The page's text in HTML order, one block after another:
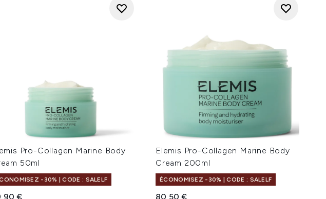
Pro-Collagen Marine Body
50ml
-30% | CODE : SALELF
€
Elemis Pro-Collagen Marine Body
Cream 200ml
ÉCONOMISEZ -30% | CODE : SALELF
80,50 €